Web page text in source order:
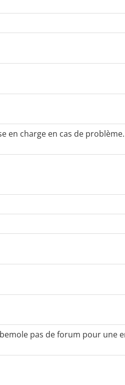
en charge en cas de problème.
pas de forum pour une